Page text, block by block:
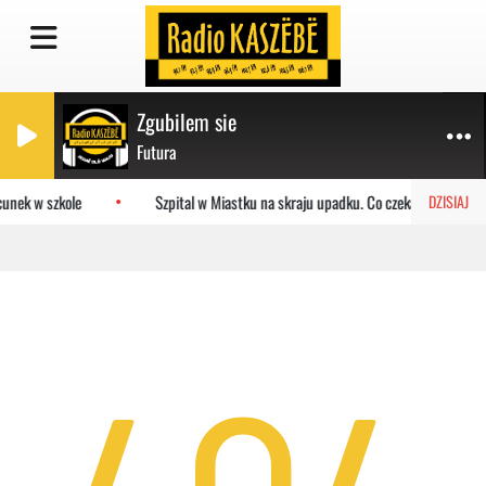
Zgubilem sie
Futura
DZISIAJ
w szkole Szpital w Miastku na skraju upadku. Co czeka placówkę?